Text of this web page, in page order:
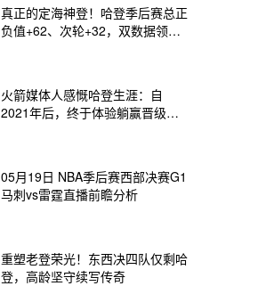
真正的定海神登！哈登季后赛总正
负值+62、次轮+32，双数据领跑
火箭媒体人感慨哈登生涯：自
2021年后，终于体验躺赢晋级滋
05月19日 NBA季后赛西部决赛G1
马刺vs雷霆直播前瞻分析
重塑老登荣光！东西决四队仅剩哈
登，高龄坚守续写传奇